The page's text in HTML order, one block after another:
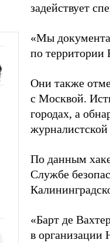
задействует
«Мы
по территории
Они также
с Москвой.
городах, а
журналистской
По данным
Службе
«Барт де
в организации